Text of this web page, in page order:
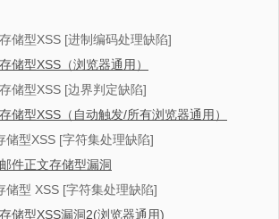
储型XSS [进制编码处理缺陷]
储型XSS（浏览器通用）
储型XSS [边界判定缺陷]
储型XSS（自动触发/所有浏览器通用）
储型XSS [字符集处理缺陷]
件正文存储型漏洞
储型 XSS [字符集处理缺陷]
储型XSS漏洞2(浏览器通用)